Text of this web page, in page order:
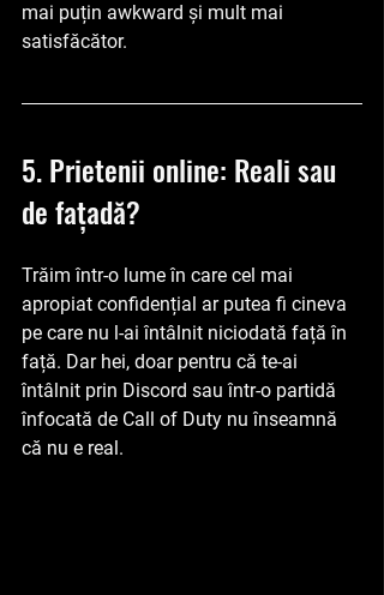
mai puțin awkward și mult mai
satisfăcător.
5. Prietenii online: Reali sau
de fațadă?
Trăim într-o lume în care cel mai
apropiat confidențial ar putea fi cineva
pe care nu l-ai întâlnit niciodată față în
față. Dar hei, doar pentru că te-ai
întâlnit prin Discord sau într-o partidă
înfocată de Call of Duty nu înseamnă
că nu e real.